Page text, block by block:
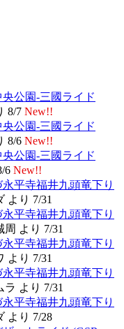
公園-三國ライド
8/7 New!!
公園-三國ライド
8/6 New!!
公園-三國ライド
6 New!!
平寺福井九頭竜下り
より 7/31
平寺福井九頭竜下り
周 より 7/31
平寺福井九頭竜下り
より 7/31
平寺福井九頭竜下り
ラ より 7/31
平寺福井九頭竜下り
より 7/28